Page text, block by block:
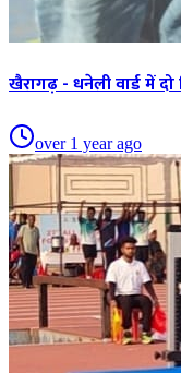
खैरागढ़ - धनेली वार्ड में दो
over 1 year ago